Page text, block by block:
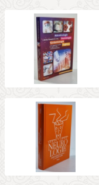
ILUSTRÁTOR
VYDAVATELSTVÍ
PODEPSANÉ